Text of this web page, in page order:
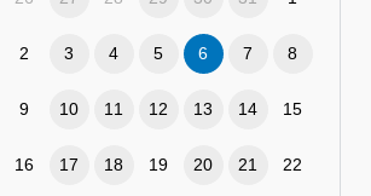
2 3 4 5 6 7 8
9 10 11 12 13 14 15
16 17 18 19 20 21 22